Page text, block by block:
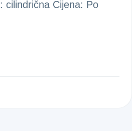
cilindrična Cijena: Po